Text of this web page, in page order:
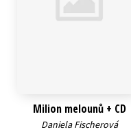
Milion melounů + CD
Daniela Fischerová